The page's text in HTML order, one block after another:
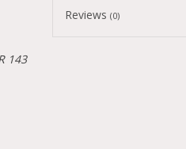
Reviews(0)
143